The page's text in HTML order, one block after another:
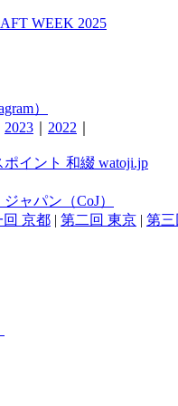
WEEK 2025
）
2023 2022
イント 和綴 watoji.jp
ャパン（CoJ）
回 京都 | 第二回 東京 | 第三